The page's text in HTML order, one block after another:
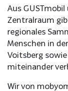
Aus
Zentralraum
regionales
Menschen in
Voitsberg
miteinander
Wir von